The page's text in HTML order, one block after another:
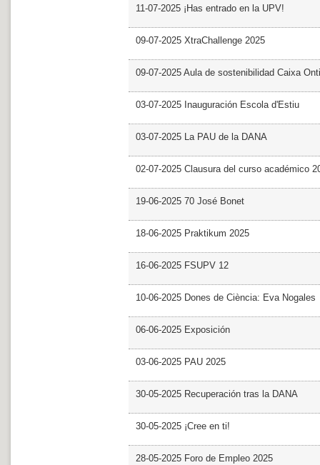
11-07-2025 ¡Has entrado en la UPV!
09-07-2025 XtraChallenge 2025
09-07-2025 Aula de sostenibilidad Caixa
03-07-2025 Inauguración Escola d'Estiu
03-07-2025 La PAU de la DANA
02-07-2025 Clausura del curso académico
19-06-2025 70 José Bonet
18-06-2025 Praktikum 2025
16-06-2025 FSUPV 12
10-06-2025 Dones de Ciència: Eva Nogales
06-06-2025 Exposición
03-06-2025 PAU 2025
30-05-2025 Recuperación tras la DANA
30-05-2025 ¡Cree en ti!
28-05-2025 Foro de Empleo 2025